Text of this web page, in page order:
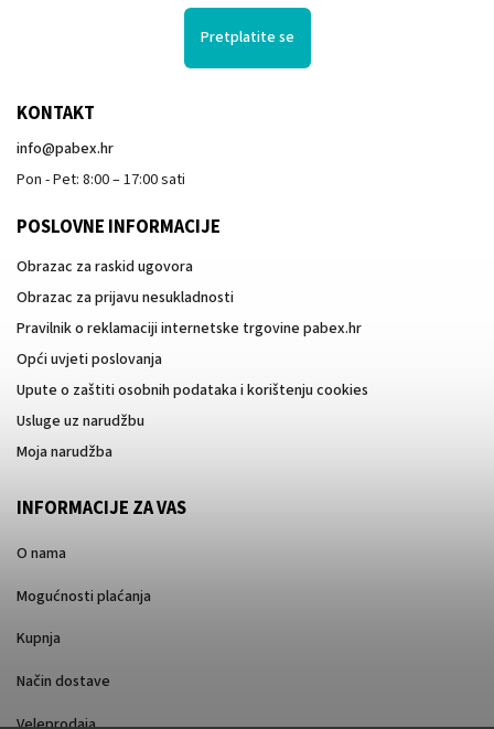
Pretplatite se
KONTAKT
info@pabex.hr
Pon - Pet: 8:00 – 17:00 sati
POSLOVNE INFORMACIJE
Obrazac za raskid ugovora
Obrazac za prijavu nesukladnosti
Pravilnik o reklamaciji internetske trgovine pabex.hr
Opći uvjeti poslovanja
Upute o zaštiti osobnih podataka i korištenju cookies
Usluge uz narudžbu
Moja narudžba
INFORMACIJE ZA VAS
O nama
Mogućnosti plaćanja
Kupnja
Način dostave
Veleprodaja